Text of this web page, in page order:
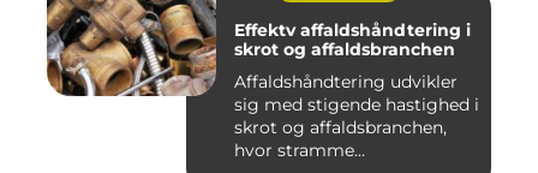
Effektv affaldshåndtering i
skrot og affaldsbranchen
Affaldshåndtering udvikler
sig med stigende hastighed i
skrot og affaldsbranchen,
hvor stramme...